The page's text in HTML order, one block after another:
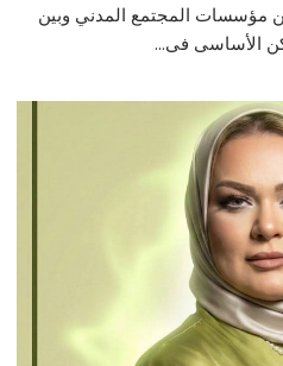
مؤسسات المجتمع المدني وبين
الأساسى فى...